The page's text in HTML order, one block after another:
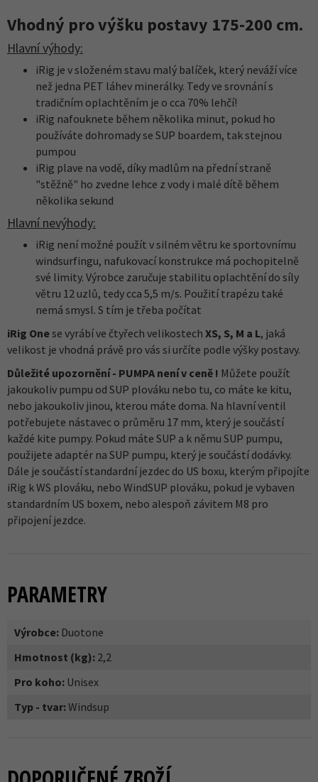
Vhodný pro výšku postavy 175-200 cm.
Hlavní výhody:
iRig je v složeném stavu malý balíček, který neváží více
než jedna PET láhev minerálky. Tedy ve srovnání s
tradičním oplachtěním je o cca 70% lehčí!
iRig nafouknete během několika minut, pokud ho
používáte dohromady se SUP boardem, tak stejnou
pumpou
iRig plave na vodě, díky madlům na přední straně
"stěžně" ho zvedne lehce z vody i malé dítě během
několika sekund
Hlavní nevýhody:
iRig není možné použít v silném větru ke sportovnímu
windsurfingu, nafukovací konstrukce má pochopitelně
své limity. Výrobce zaručuje stabilitu oplachtění do síly
větru 12 uzlů, tedy cca 5,5 m/s. Použití trapézu také
nemá smysl. S tím je třeba počítat
iRig Onese vyrábí ve čtyřech velikostech XS, S, M a L, jaká
velikost je vhodná právě pro vás si určíte podle výšky postavy.
Důležité upozornění - PUMPA není v ceně ! Můžete použít
jakoukoliv pumpu od SUP plováku nebo tu, co máte ke kitu,
nebo jakoukoliv jinou, kterou máte doma. Na hlavní ventil
potřebujete nástavec o průměru 17 mm, který je součástí
každé kite pumpy. Pokud máte SUP a k němu SUP pumpu,
použijete adaptér na SUP pumpu, který je součástí dodávky.
Dále je součástí standardní jezdec do US boxu, kterým připojíte
iRig k WS plováku, nebo WindSUP plováku, pokud je vybaven
standardním US boxem, nebo alespoň závitem M8 pro
připojení jezdce.
PARAMETRY
Výrobce: Duotone
Hmotnost (kg): 2,2
Pro koho: Unisex
Typ - tvar:Windsup